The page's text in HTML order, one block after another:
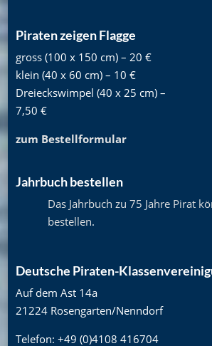
Piraten zeigen Flagge
gross (100 x 150 cm) – 20 €
klein (40 x 60 cm) – 10 €
Dreieckswimpel (40 x 25 cm) –
7,50 €
zum Bestellformular
Jahrbuch bestellen
Das Jahrbuch zu 75 Jahre Pirat
bestellen.
Deutsche Piraten-
Auf dem Ast 14a
21224 Rosengarten/Nenndorf
Telefon: +49 (0)4108 416704